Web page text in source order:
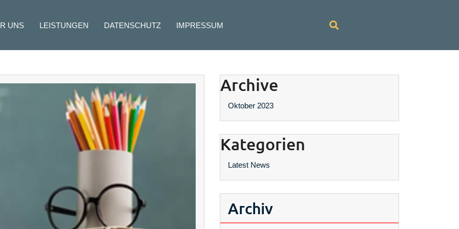
UNS LEISTUNGEN DATENSCHUTZ IMPRESSUM
Archive
Oktober 2023
Kategorien
Latest News
Archiv